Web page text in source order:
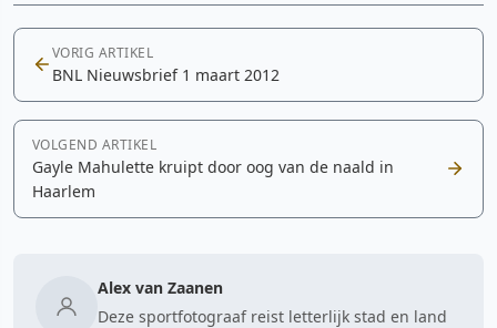
VORIG ARTIKEL
BNL Nieuwsbrief 1 maart 2012
VOLGEND ARTIKEL
Gayle Mahulette kruipt door oog van de naald in
Haarlem
Alex van Zaanen
Deze sportfotograaf reist letterlijk stad en land